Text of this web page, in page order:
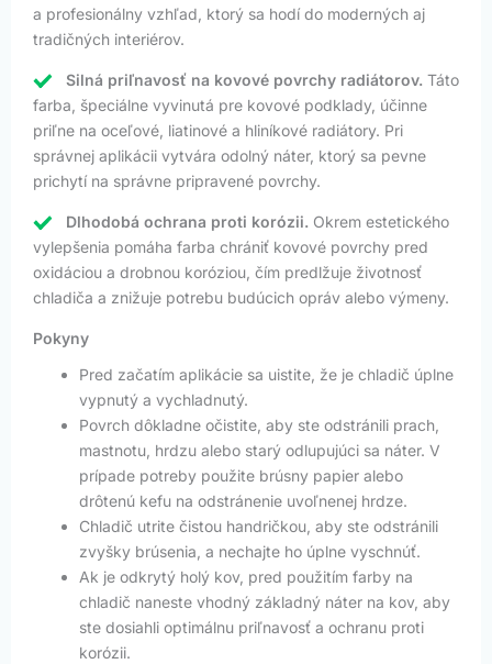
a profesionálny vzhľad, ktorý sa hodí do moderných aj
tradičných interiérov.
Silná priľnavosť na kovové povrchy radiátorov. Táto
farba, špeciálne vyvinutá pre kovové podklady, účinne
priľne na oceľové, liatinové a hliníkové radiátory. Pri
správnej aplikácii vytvára odolný náter, ktorý sa pevne
prichytí na správne pripravené povrchy.
Dlhodobá ochrana proti korózii. Okrem estetického
vylepšenia pomáha farba chrániť kovové povrchy pred
oxidáciou a drobnou koróziou, čím predlžuje životnosť
chladiča a znižuje potrebu budúcich opráv alebo výmeny.
Pokyny
Pred začatím aplikácie sa uistite, že je chladič úplne
vypnutý a vychladnutý.
Povrch dôkladne očistite, aby ste odstránili prach,
mastnotu, hrdzu alebo starý odlupujúci sa náter. V
prípade potreby použite brúsny papier alebo
drôtenú kefu na odstránenie uvoľnenej hrdze.
Chladič utrite čistou handričkou, aby ste odstránili
zvyšky brúsenia, a nechajte ho úplne vyschnúť.
Ak je odkrytý holý kov, pred použitím farby na
chladič naneste vhodný základný náter na kov, aby
ste dosiahli optimálnu priľnavosť a ochranu proti
korózii.